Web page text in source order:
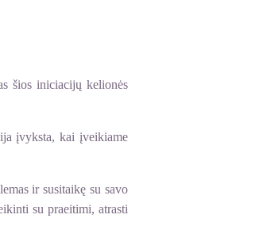
šios iniciacijų kelionės
įvyksta, kai įveikiame
ir susitaikę su savo
su praeitimi, atrasti